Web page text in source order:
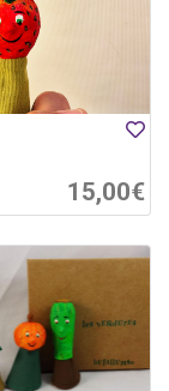
15,00€